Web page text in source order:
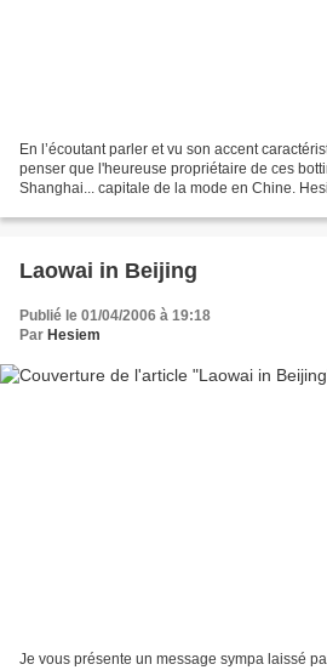
En l’écoutant parler et vu son accent
penser que l'heureuse propriétaire de ces
Shanghai... capitale de la mode en Chine.
Laowai in Beijing
Publié le 01/04/2006 à 19:18
Par Hesiem
Je vous présente un message sympa laissé